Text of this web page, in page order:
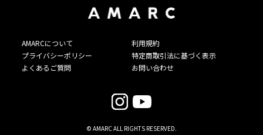
AMARCについて
利用規約
プライバシーポリシー
特定商取引法に基づく表示
よくあるご質問
お問い合わせ
© AMARC ALL RIGHTS RESERVED.